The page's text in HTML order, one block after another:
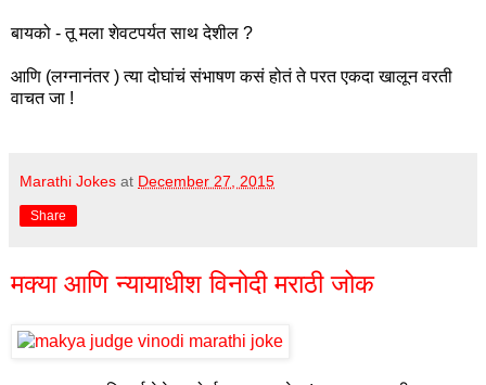
बायको - तू मला शेवटपर्यत साथ देशील ?
आणि (लग्नानंतर ) त्या दोघांचं संभाषण कसं होतं ते परत एकदा खालून वरती
वाचत जा !
Marathi Jokes at December 27, 2015
Share
मक्या आणि न्यायाधीश विनोदी मराठी जोक